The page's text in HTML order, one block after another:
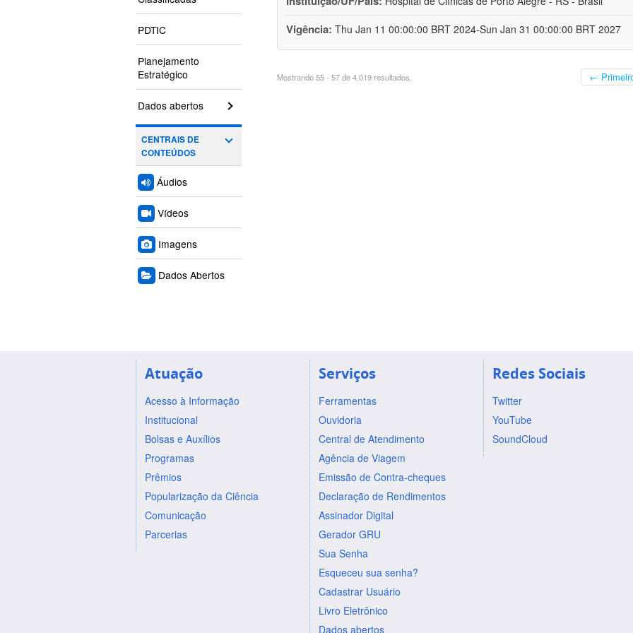
PDTIC
Planejamento
Estratégico
Dados abertos
CENTRAIS DE
CONTEÚDOS
Áudios
Vídeos
Imagens
Dados Abertos
Vigência: Thu Jan 11 00:00:00 BRT 2024-Sun Jan 31 00:00:00 BRT 2027
Mostrando 55 - 57 de 4.019 resultados. ←
Atuação
Acesso à Informação
Institucional
Bolsas e Auxílios
Programas
Prêmios
Popularização da Ciência
Comunicação
Parcerias
Serviços
Ferramentas
Ouvidoria
Central de Atendimento
Agência de Viagem
Emissão de Contra-cheques
Declaração de Rendimentos
Assinador Digital
Gerador GRU
Sua Senha
Esqueceu sua senha?
Cadastrar Usuário
Livro Eletrônico
Dados abertos
Redes Sociais
Twitter
YouTube
SoundCloud